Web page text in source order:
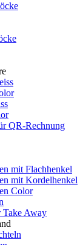
QR-Rechnung
mit Flachhenkel
mit Kordelhenkel
Color
Take Away